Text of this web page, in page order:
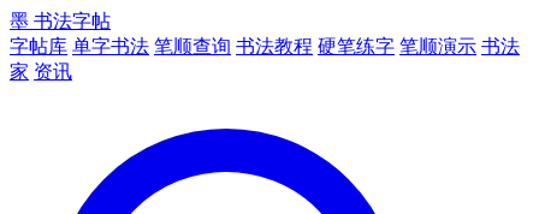
墨 书法字帖
字帖库 单字书法 笔顺查询 书法教程 硬笔练字 笔顺演示 书法
家 资讯